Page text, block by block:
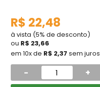
R$ 22,48
à vista (5% de desconto)
ou R$ 23,66
em 10x de R$ 2,37 sem juros
- +